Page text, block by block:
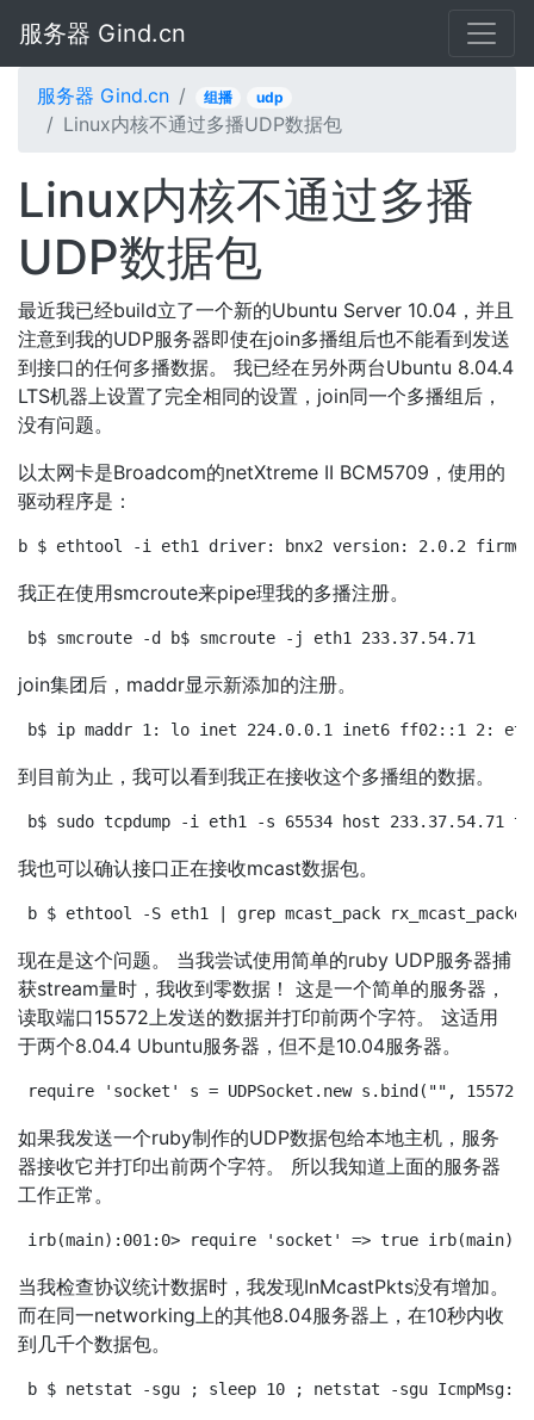
服务器 Gind.cn
服务器 Gind.cn 组播 udp
Linux内核不通过多播UDP数据包
Linux内核不通过多播
UDP数据包
最近我已经build立了一个新的Ubuntu Server 10.04，并且
注意到我的UDP服务器即使在join多播组后也不能看到发送
到接口的任何多播数据。 我已经在另外两台Ubuntu 8.04.4
LTS机器上设置了完全相同的设置，join同一个多播组后，
没有问题。
以太网卡是Broadcom的netXtreme II BCM5709，使用的
驱动程序是：
b $ ethtool -i eth1 driver: bnx2 version: 2.0.2
我正在使用smcroute来pipe理我的多播注册。
b$ smcroute -d b$ smcroute -j eth1 233.37.54.71
join集团后，maddr显示新添加的注册。
b$ ip maddr 1: lo inet 224.0.0.1 inet6 ff02::1 2:
到目前为止，我可以看到我正在接收这个多播组的数据。
b$ sudo tcpdump -i eth1 -s 65534 host 233.37.54.71
我也可以确认接口正在接收mcast数据包。
b $ ethtool -S eth1 | grep mcast_pack
现在是这个问题。 当我尝试使用简单的ruby UDP服务器捕
获stream量时，我收到零数据！ 这是一个简单的服务器，
读取端口15572上发送的数据并打印前两个字符。 这适用
于两个8.04.4 Ubuntu服务器，但不是10.04服务器。
require 'socket' s = UDPSocket.new s.bind("",
如果我发送一个ruby制作的UDP数据包给本地主机，服务
器接收它并打印出前两个字符。 所以我知道上面的服务器
工作正常。
irb(main):001:0> require 'socket' => true
当我检查协议统计数据时，我发现InMcastPkts没有增加。
而在同一networking上的其他8.04服务器上，在10秒内收
到几千个数据包。
b $ netstat -sgu ; sleep 10 ; netstat -sgu IcmpMsg: